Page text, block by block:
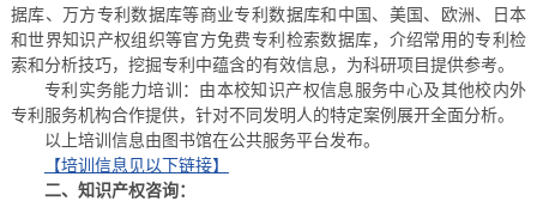
据库、万方专利数据库等商业专利数据库和中国、美国、欧洲、日本
和世界知识产权组织等官方免费专利检索数据库，介绍常用的专利检
索和分析技巧，挖掘专利中蕴含的有效信息，为科研项目提供参考。
专利实务能力培训：由本校知识产权信息服务中心及其他校内外
专利服务机构合作提供，针对不同发明人的特定案例展开全面分析。
以上培训信息由图书馆在公共服务平台发布。
【培训信息见以下链接】
二、知识产权咨询：